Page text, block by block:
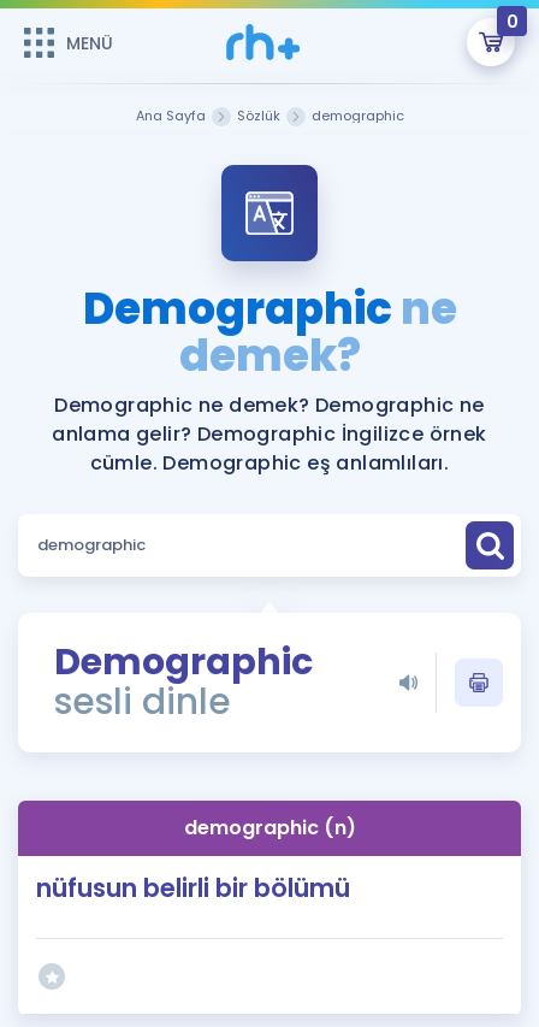
MENÜ
0
Şifremi Hatırlamıyorum
Sepetin Şu An Boş.
Remzi Hoca ile seni sınava hazırlayacak onlarca eğitim seni
bekliyor!
MENÜ
Katılımcı Görüşleri
Faydalı Araçlar
Ücretsiz Kaynaklar
Puan Hesaplama
ÖSYM Sınav Takvimi
Kampanyalar
İngilizce Gramer
İngilizce Gramer
Ana Sayfa Sözlük demographic
Demographicne
demek?
Demographic ne demek? Demographic ne
anlama gelir? Demographic İngilizce örnek
cümle. Demographic eş anlamlıları.
Demographic
sesli dinle
demographic (n)
nüfusun belirli bir bölümü